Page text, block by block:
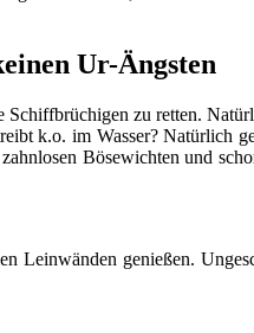
Ur-Ängsten
zu retten.
k.o. im Wasser? Natürlich
Bösewichten und
genießen.